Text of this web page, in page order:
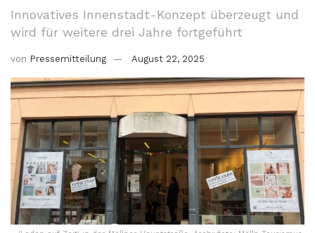
Innovatives Innenstadt-Konzept überzeugt und
wird für weitere drei Jahre fortgeführt
von Pressemitteilung August 22, 2025